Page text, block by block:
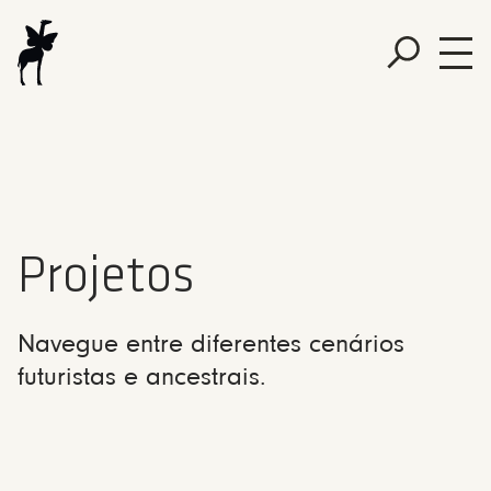
Projetos
Navegue entre diferentes cenários
futuristas e ancestrais.